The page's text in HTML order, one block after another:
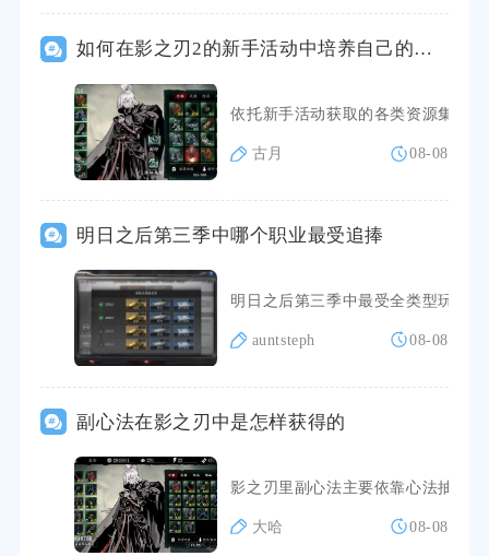
如何在影之刃2的新手活动中培养自己的伙伴
依托新手活动获取的各类资源集中
古月 08-08
明日之后第三季中哪个职业最受追捧
明日之后第三季中最受全类型玩家
auntsteph 08-08
副心法在影之刃中是怎样获得的
影之刃里副心法主要依靠心法抽取
大哈 08-08